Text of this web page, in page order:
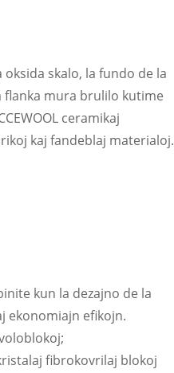
skalo, la fundo de la
mura brulilo kutime
ceramikaj
kaj fandeblaj materialoj.
kun la dezajno de la
ekonomiajn efikojn.
fibrokovrilaj blokoj